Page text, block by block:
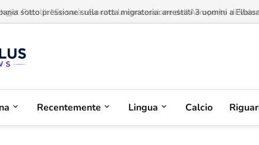
Pacolli: "Se sarà revocata la concessione dell'Aeroporto di
Recentemente Lingua Calcio